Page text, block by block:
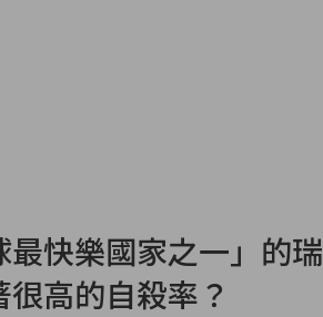
快樂國家之一」的瑞
高的自殺率？